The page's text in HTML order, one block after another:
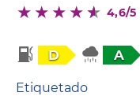
4,6/5
D A
Etiquetado